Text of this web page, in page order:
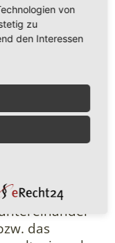
im
und dem
ohne
das
von
zu
den Interessen